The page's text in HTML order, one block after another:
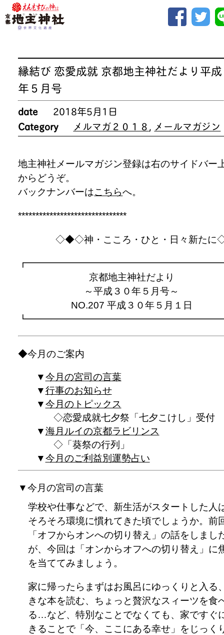
縁結び 恋愛成就 京都地主神社だより平
年５月号
date
2018年5月1日
Category
メルマガ２０１８, メールマガジン
地主神社メールマガジン登録は右のサイドバー
からどうぞ。
バックナンバーはこちらへ。
*******************************
◇◆◇神・こころ・ひと・日々新た
京都地主神社だより
～平成３０年５月号～
NO.207 平成３０年５月１日
◆今月のご案内
今月の宮司の言葉
行事のお知らせ
今月のトピックス
恋愛成就七夕祭「七夕こけし」受付
海月ルイの京都ラビリンス
「葵祭の行列」
今月のご利益別運勢占い
▼今月の宮司の言葉
学校や仕事などで、新生活がスタートした人
そろそろ環境に慣れてきた頃でしょうか。前
「オフからオンへの切り替え」の話をしまし
が、今回は「オンからオフへの切り替え」に
を当ててみましょう。
家に帰ったらまずはお風呂にゆっくりと入る
きな本を読む、ちょっと贅沢なスィーツを食
る…など、特別なことでなくても、家ですぐ
きることで「今、ここにある幸せ」をじっく